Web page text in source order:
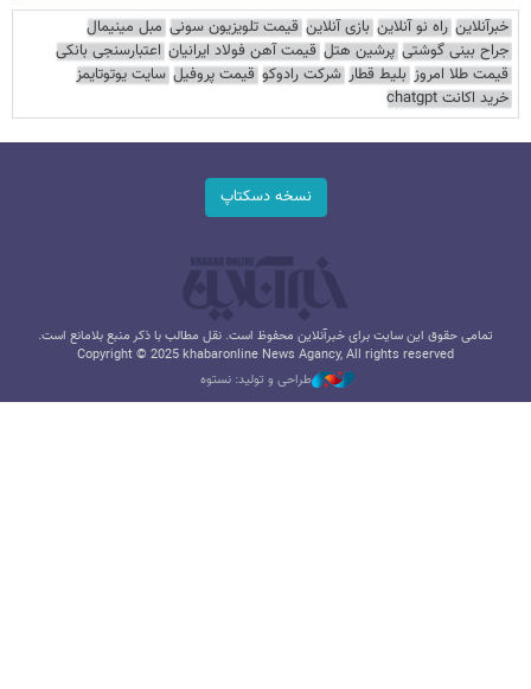
خبرآنلاین راه نو آنلاین بازی آنلاین قیمت تلویزیون سونی مبل مینیمال
جراح بینی گوشتی پرشین هتل قیمت آهن فولاد ایرانیان اعتبارسنجی بانکی
قیمت طلا امروز بلیط قطار شرکت رادوکو قیمت پروفیل سایت یوتوتایمز
خرید اکانت chatgpt
نسخه دسکتاپ
تمامی حقوق این سایت برای خبرآنلاین محفوظ است. نقل مطالب با ذکر منبع بلامانع است.
Copyright © 2025 khabaronline News Agancy, All rights reserved
طراحی و تولید: نستوه